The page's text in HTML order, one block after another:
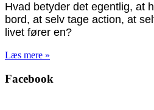
Hvad betyder det egentlig, at
bord, at selv tage action, at
livet fører en?
Læs mere »
Facebook